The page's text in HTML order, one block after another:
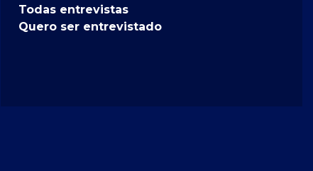
Todas entrevistas
Quero ser entrevistado